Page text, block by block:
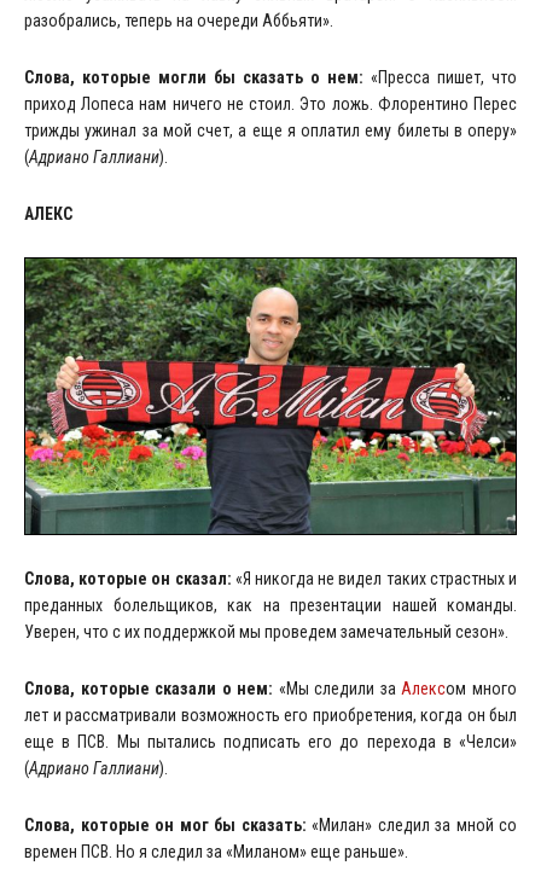
разобрались, теперь на очереди Аббьяти».
Слова, которые могли бы сказать о нем: «Пресса пишет, что
приход Лопеса нам ничего не стоил. Это ложь. Флорентино Перес
трижды ужинал за мой счет, а еще я оплатил ему билеты в оперу»
(Адриано Галлиани).
АЛЕКС
Слова, которые он сказал: «Я никогда не видел таких страстных и
преданных болельщиков, как на презентации нашей команды.
Уверен, что с их поддержкой мы проведем замечательный сезон».
Слова, которые сказали о нем: «Мы следили за Алексом много
лет и рассматривали возможность его приобретения, когда он был
еще в ПСВ. Мы пытались подписать его до перехода в «Челси»
(Адриано Галлиани).
Слова, которые он мог бы сказать: «Милан» следил за мной со
времен ПСВ. Но я следил за «Миланом» еще раньше».